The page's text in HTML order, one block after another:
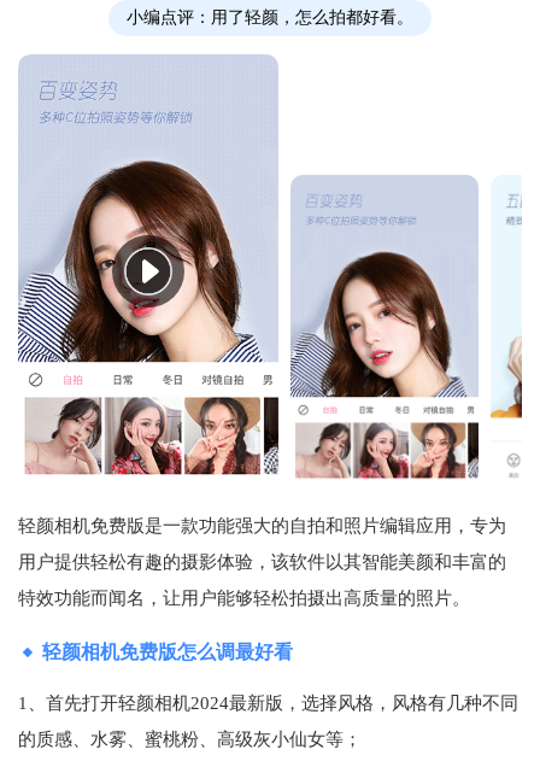
小编点评： 用了轻颜，怎么拍都好看。
轻颜相机免费版是一款功能强大的自拍和照片编辑应用，专为
用户提供轻松有趣的摄影体验，该软件以其智能美颜和丰富的
特效功能而闻名，让用户能够轻松拍摄出高质量的照片。
轻颜相机免费版怎么调最好看
1、首先打开轻颜相机2024最新版，选择风格，风格有几种不同
的质感、水雾、蜜桃粉、高级灰小仙女等；